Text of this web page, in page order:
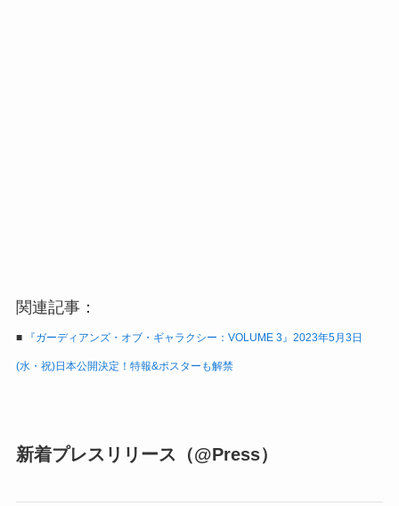
関連記事：
■ 『ガーディアンズ・オブ・ギャラクシー：VOLUME 3』2023年5月3日
(水・祝)日本公開決定！特報&ポスターも解禁
新着プレスリリース（@Press）